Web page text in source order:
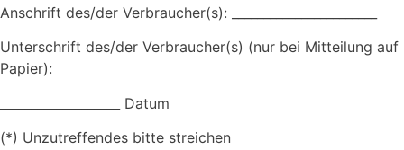
Anschrift des/der Verbraucher(s): _______________________
Unterschrift des/der Verbraucher(s) (nur bei Mitteilung auf
Papier):
___________________ Datum
(*) Unzutreffendes bitte streichen